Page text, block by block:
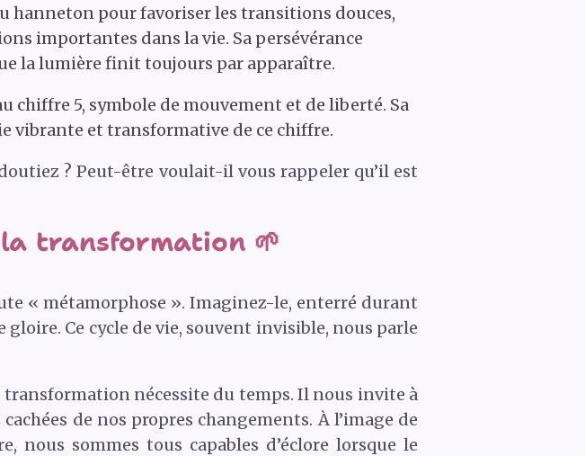
hanneton pour favoriser les transitions douces,
importantes dans la vie. Sa persévérance
la lumière finit toujours par apparaître.
chiffre 5, symbole de mouvement et de liberté. Sa
vibrante et transformative de ce chiffre.
? Peut-être voulait-il vous rappeler qu’il est
la transformation 🌱
« métamorphose ». Imaginez-le, enterré durant
Ce cycle de vie, souvent invisible, nous parle
nécessite du temps. Il nous invite à
de nos propres changements. À l’image de
sommes tous capables d’éclore lorsque le